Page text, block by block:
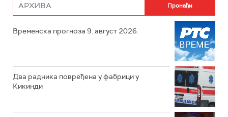
Временска прогноза 9. август 2026.
Два радника повређена у фабрици у
Кикинди